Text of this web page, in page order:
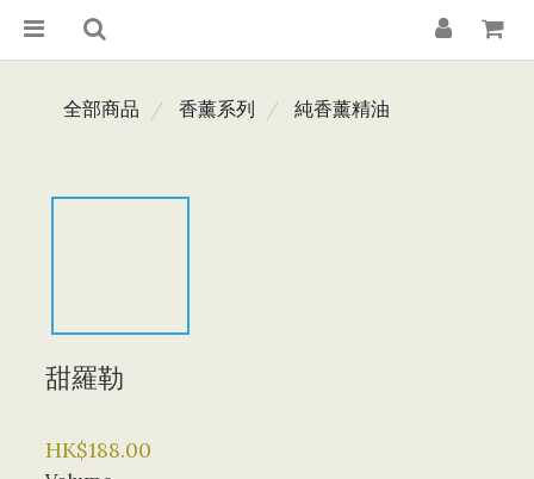
全部商品 香薰系列 純香薰精油
甜羅勒
HK$188.00